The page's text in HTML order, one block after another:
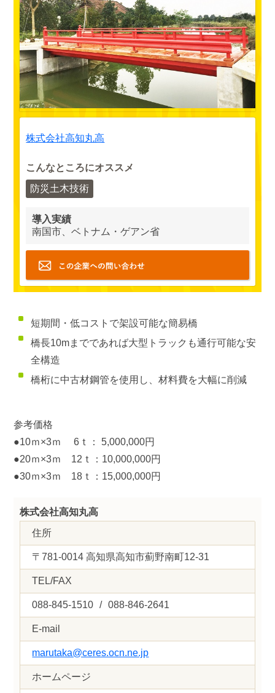
株式会社高知丸高
こんなところにオススメ
防災土木技術
導入実績
南国市、ベトナム・ゲアン省
短期間・低コストで架設可能な簡易橋
橋長10mまでであれば大型トラックも通行可能な安
全構造
橋桁に中古材鋼管を使用し、材料費を大幅に削減
参考価格
●10ｍ×3ｍ 6ｔ： 5,000,000円
●20ｍ×3ｍ 12ｔ：10,000,000円
●30ｍ×3ｍ 18ｔ：15,000,000円
株式会社高知丸高
住所
〒781-0014 高知県高知市薊野南町12-31
TEL/FAX
088-845-1510 / 088-846-2641
E-mail
marutaka@ceres.ocn.ne.jp
ホームページ